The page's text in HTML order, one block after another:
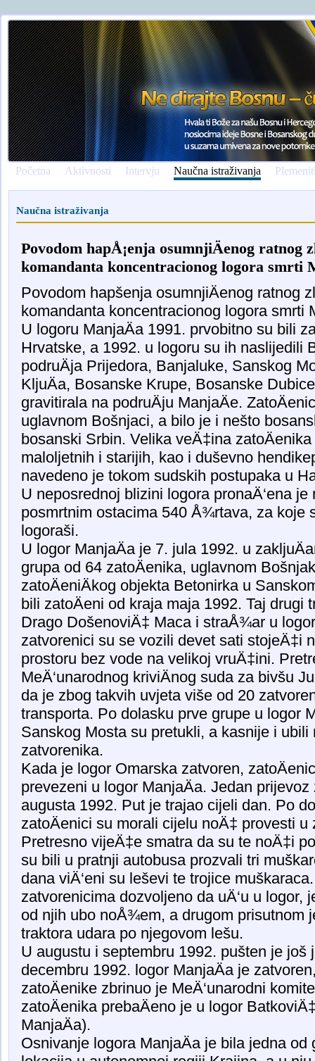
Početna Aktivnosti Intervju Naučna istraživanja
Naučna istraživanja
Povodom hapÅ¡enja osumnjiÄenog ratnog
komandanta koncentracionog logora smrti
Povodom hapšenja osumnjiÄenog ratnog
komandanta koncentracionog logora smrti
U logoru ManjaÄa 1991. prvobitno su bili
Hrvatske, a 1992. u logoru su ih naslijedili
podruÄja Prijedora, Banjaluke, Sanskog
KljuÄa, Bosanske Krupe, Bosanske
gravitirala na podruÄju ManjaÄe.
uglavnom Bošnjaci, a bilo je i nešto
bosanski Srbin. Velika veÄ‡ina
maloljetnih i starijih, kao i duševno
navedeno je tokom sudskih postupaka u
U neposrednoj blizini logora pronaÄ‘ena
posmrtnim ostacima 540 Å¾rtava, za koje
logoraši.
U logor ManjaÄa je 7. jula 1992. u
grupa od 64 zatoÄenika, uglavnom
zatoÄeniÄkog objekta Betonirka u
bili zatoÄeni od kraja maja 1992. Taj drugi
Drago DošenoviÄ‡ Maca i straÅ¾ar u
zatvorenici su se vozili devet sati stojeÄ‡i
prostoru bez vode na velikoj vruÄ‡ini.
MeÄ‘unarodnog kriviÄnog suda za bivšu
da je zbog takvih uvjeta više od 20
transporta. Po dolasku prve grupe u logor
Sanskog Mosta su pretukli, a kasnije i ubili
zatvorenika.
Kada je logor Omarska zatvoren,
prevezeni u logor ManjaÄa. Jedan
augusta 1992. Put je trajao cijeli dan. Po
zatoÄenici su morali cijelu noÄ‡ provesti u
Pretresno vijeÄ‡e smatra da su te noÄ‡i
su bili u pratnji autobusa prozvali tri
dana viÄ‘eni su leševi te trojice
zatvorenicima dozvoljeno da uÄ‘u u logor,
od njih ubo noÅ¾em, a drugom prisutnom
traktora udara po njegovom lešu.
U augustu i septembru 1992. pušten je još
decembru 1992. logor ManjaÄa je
zatoÄenike zbrinuo je MeÄ‘unarodni
zatoÄenika prebaÄeno je u logor
ManjaÄa).
Osnivanje logora ManjaÄa je bila jedna od